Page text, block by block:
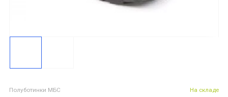
Полуботинки МБС На складе